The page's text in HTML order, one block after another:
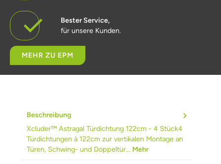
Bester Service,
für unsere Kunden.
MEHR ZU EPM
Beschreibung
Xcluder™ Astragal Türdichtung 122cm - 4 Stück4
Türdichtungen à 122cm zur vertikalen Montage an
Türen, Schwing- und Doppeltür… Mehr